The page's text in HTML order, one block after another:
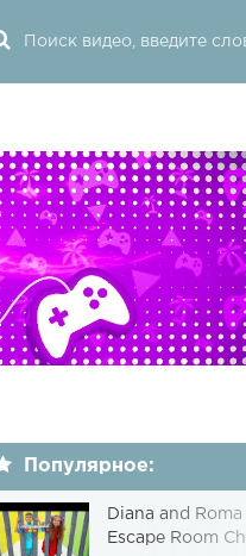
Популярное:
Diana and
Escape Room